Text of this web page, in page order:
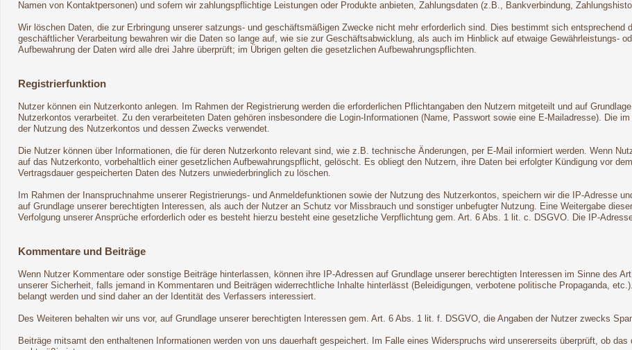
Namen von Kontaktpersonen) und sofern wir zahlungspflichtige Leistungen oder Produkte anbieten, Zahlungsdaten (z.B., Bankverbindung,
Wir löschen Daten, die zur Erbringung unserer satzungs- und geschäftsmäßigen Zwecke nicht mehr erforderlich sind. Dies bestimmt sich entsprechend
geschäftlicher Verarbeitung bewahren wir die Daten so lange auf, wie sie zur Geschäftsabwicklung, als auch im Hinblick auf etwaige Gewährleistungs-
Aufbewahrung der Daten wird alle drei Jahre überprüft; im Übrigen gelten die gesetzlichen Aufbewahrungspflichten.
Registrierfunktion
Nutzer können ein Nutzerkonto anlegen. Im Rahmen der Registrierung werden die erforderlichen Pflichtangaben den Nutzern mitgeteilt und auf
Nutzerkontos verarbeitet. Zu den verarbeiteten Daten gehören insbesondere die Login-Informationen (Name, Passwort sowie eine E-Mailadresse). Die
der Nutzung des Nutzerkontos und dessen Zwecks verwendet.
Die Nutzer können über Informationen, die für deren Nutzerkonto relevant sind, wie z.B. technische Änderungen, per E-Mail informiert werden. Wenn
auf das Nutzerkonto, vorbehaltlich einer gesetzlichen Aufbewahrungspflicht, gelöscht. Es obliegt den Nutzern, ihre Daten bei erfolgter Kündigung vor
Vertragsdauer gespeicherten Daten des Nutzers unwiederbringlich zu löschen.
Im Rahmen der Inanspruchnahme unserer Registrierungs- und Anmeldefunktionen sowie der Nutzung des Nutzerkontos, speichern wir die IP-Adresse
auf Grundlage unserer berechtigten Interessen, als auch der Nutzer an Schutz vor Missbrauch und sonstiger unbefugter Nutzung. Eine Weitergabe
Verfolgung unserer Ansprüche erforderlich oder es besteht hierzu besteht eine gesetzliche Verpflichtung gem. Art. 6 Abs. 1 lit. c. DSGVO. Die IP-
Kommentare und Beiträge
Wenn Nutzer Kommentare oder sonstige Beiträge hinterlassen, können ihre IP-Adressen auf Grundlage unserer berechtigten Interessen im Sinne des
unserer Sicherheit, falls jemand in Kommentaren und Beiträgen widerrechtliche Inhalte hinterlässt (Beleidigungen, verbotene politische Propaganda,
belangt werden und sind daher an der Identität des Verfassers interessiert.
Des Weiteren behalten wir uns vor, auf Grundlage unserer berechtigten Interessen gem. Art. 6 Abs. 1 lit. f. DSGVO, die Angaben der Nutzer zwecks
Beiträge mitsamt den enthaltenen Informationen werden von uns dauerhaft gespeichert. Im Falle eines Widerspruchs wird unsererseits überprüft, ob